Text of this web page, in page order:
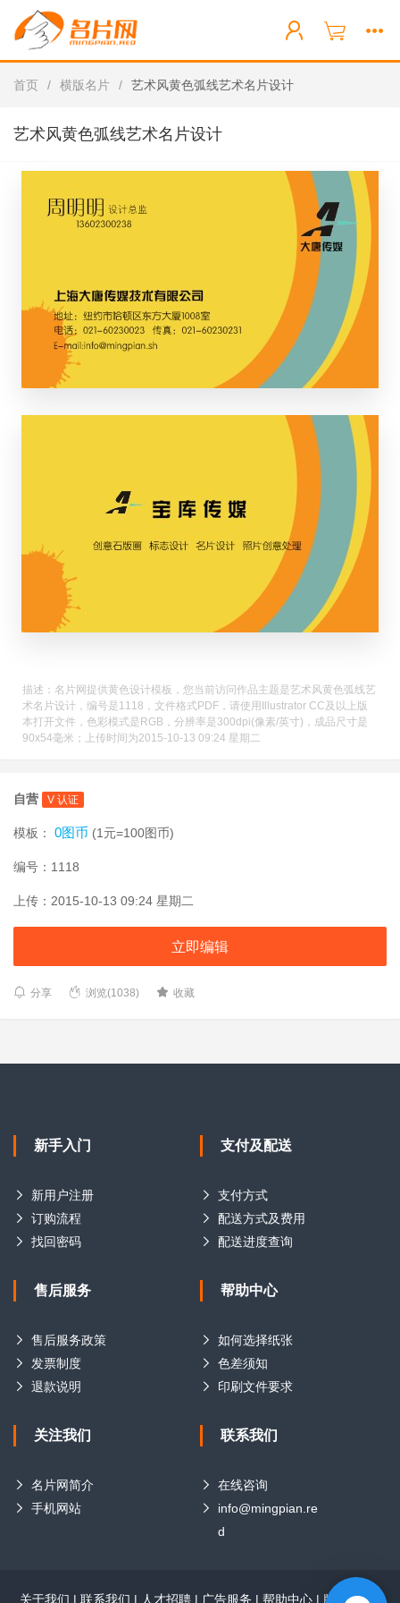
首页 / 横版名片 / 艺术风黄色弧线艺术名片设计
艺术风黄色弧线艺术名片设计
描述：名片网提供黄色设计模板，您当前访问作品主题是艺术风黄色弧线艺
术名片设计，编号是1118，文件格式PDF，请使用Illustrator CC及以上版
本打开文件，色彩模式是RGB，分辨率是300dpi(像素/英寸)，成品尺寸是
90x54毫米；上传时间为2015-10-13 09:24 星期二
自营 V 认证
模板： 0图币 (1元=100图币)
编号：1118
上传：2015-10-13 09:24 星期二
立即编辑
分享 浏览(1038) 收藏
新手入门
新用户注册
订购流程
找回密码
支付及配送
支付方式
配送方式及费用
配送进度查询
售后服务
售后服务政策
发票制度
退款说明
帮助中心
如何选择纸张
色差须知
印刷文件要求
关注我们
名片网简介
手机网站
联系我们
在线咨询
info@mingpian.re
d
关于我们 | 联系我们 | 人才招聘 | 广告服务 | 帮助中心 | 版权声明